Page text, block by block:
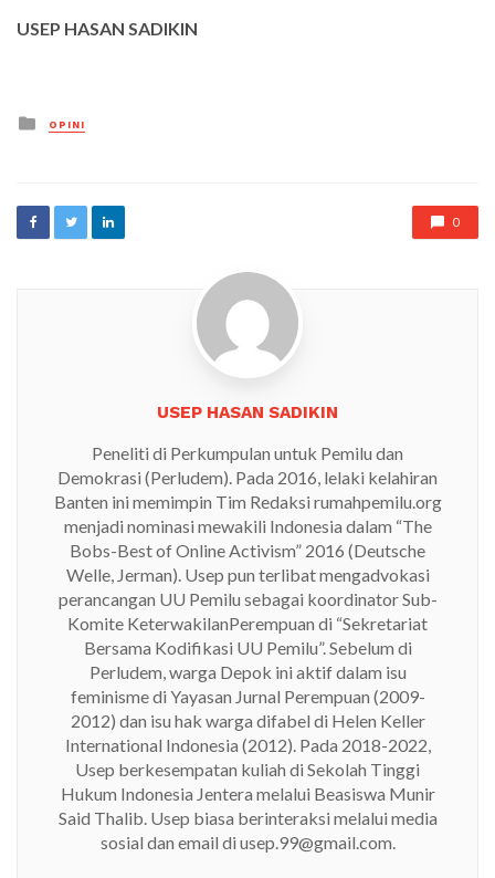
USEP HASAN SADIKIN
Posted
in
OPINI
0
USEP HASAN SADIKIN
Peneliti di Perkumpulan untuk Pemilu dan
Demokrasi (Perludem). Pada 2016, lelaki kelahiran
Banten ini memimpin Tim Redaksi rumahpemilu.org
menjadi nominasi mewakili Indonesia dalam “The
Bobs-Best of Online Activism” 2016 (Deutsche
Welle, Jerman). Usep pun terlibat mengadvokasi
perancangan UU Pemilu sebagai koordinator Sub-
Komite KeterwakilanPerempuan di “Sekretariat
Bersama Kodifikasi UU Pemilu”. Sebelum di
Perludem, warga Depok ini aktif dalam isu
feminisme di Yayasan Jurnal Perempuan (2009-
2012) dan isu hak warga difabel di Helen Keller
International Indonesia (2012). Pada 2018-2022,
Usep berkesempatan kuliah di Sekolah Tinggi
Hukum Indonesia Jentera melalui Beasiswa Munir
Said Thalib. Usep biasa berinteraksi melalui media
sosial dan email di usep.99@gmail.com.